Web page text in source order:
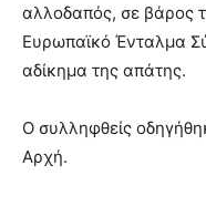
αλλοδαπός, σε βάρος
Ευρωπαϊκό Ένταλμα
αδίκημα της απάτης.
Ο συλληφθείς
Αρχή.